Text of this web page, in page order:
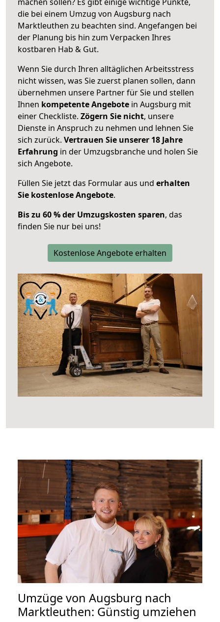
die bei einem Umzug von Augsburg nach
Marktleuthen zu beachten sind. Angefangen bei
der Planung bis hin zum Verpacken Ihres
kostbaren Hab & Gut.
Wenn Sie durch Ihren alltäglichen Arbeitsstress
nicht wissen, was Sie zuerst planen sollen, dann
übernehmen unsere Partner für Sie und stellen
Ihnen kompetente Angebote in Augsburg mit
einer Checkliste. Zögern Sie nicht, unsere
Dienste in Anspruch zu nehmen und lehnen Sie
sich zurück. Vertrauen Sie unserer 18 Jahre
Erfahrung in der Umzugsbranche und holen Sie
sich Angebote.
Füllen Sie jetzt das Formular aus und erhalten
Sie kostenlose Angebote.
Bis zu 60 % der Umzugskosten sparen, das
finden Sie nur bei uns!
Kostenlose Angebote erhalten
Umzüge von Augsburg nach
Marktleuthen: Günstig umziehen